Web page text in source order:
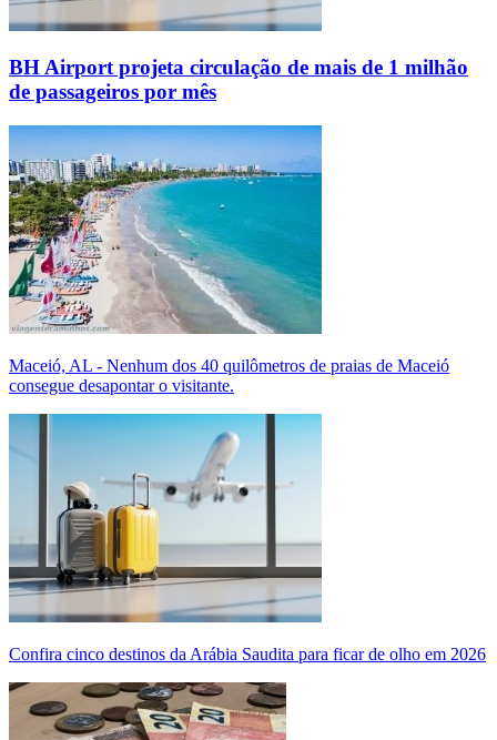
BH Airport projeta circulação de mais de 1 milhão
de passageiros por mês
Maceió, AL - Nenhum dos 40 quilômetros de praias de Maceió
consegue desapontar o visitante.
Confira cinco destinos da Arábia Saudita para ficar de olho em 2026